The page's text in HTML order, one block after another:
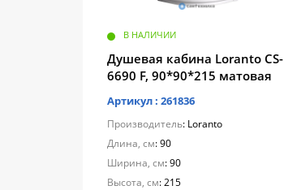
В НАЛИЧИИ
Душевая кабина Loranto CS-
6690 F, 90*90*215 матовая
Артикул : 261836
Производитель: Loranto
Длина, см: 90
Ширина, см: 90
Высота, см: 215